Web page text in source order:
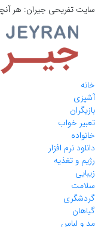
سایت تفریحی جیران: هر
خانه
آشپزی
بازیگران
تعبیر خواب
خانواده
دانلود نرم افزار
رژیم و تغذیه
زیبایی
سلامت
گردشگری
گیاهان
مد و لباس